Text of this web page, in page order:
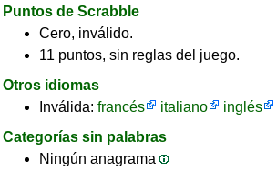
Puntos de Scrabble
Cero, inválido.
11 puntos, sin reglas del juego.
Otros idiomas
Inválida: francés italiano inglés
Categorías sin palabras
Ningún anagrama